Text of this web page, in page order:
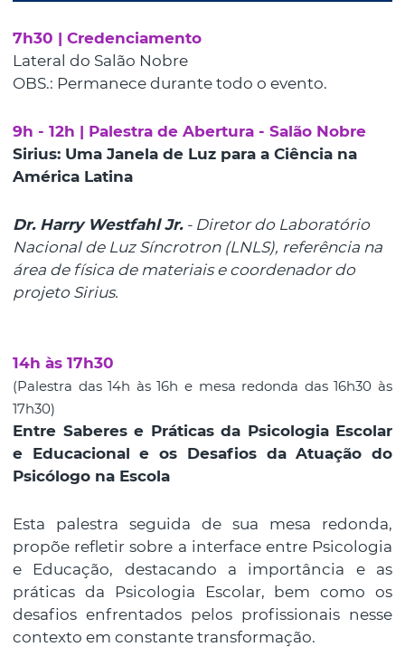
7h30 | Credenciamento
Lateral do Salão Nobre
OBS.: Permanece durante todo o evento.
9h - 12h | Palestra de Abertura - Salão Nobre
Sirius: Uma Janela de Luz para a Ciência na
América Latina
Dr. Harry Westfahl Jr.- Diretor do Laboratório
Nacional de Luz Síncrotron (LNLS), referência na
área de física de materiais e coordenador do
projeto Sirius.
14h às 17h30
(Palestra das 14h às 16h e mesa redonda das 16h30 às
17h30)
Entre Saberes e Práticas da Psicologia Escolar
e Educacional e os Desafios da Atuação do
Psicólogo na Escola
Esta palestra seguida de sua mesa redonda,
propõe refletir sobre a interface entre Psicologia
e Educação, destacando a importância e as
práticas da Psicologia Escolar, bem como os
desafios enfrentados pelos profissionais nesse
contexto em constante transformação.